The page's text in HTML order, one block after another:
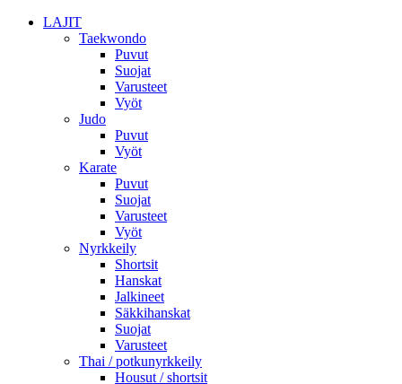
LAJIT
Taekwondo
Puvut
Suojat
Varusteet
Vyöt
Judo
Puvut
Vyöt
Karate
Puvut
Suojat
Varusteet
Vyöt
Nyrkkeily
Shortsit
Hanskat
Jalkineet
Säkkihanskat
Suojat
Varusteet
Thai / potkunyrkkeily
Housut / shortsit